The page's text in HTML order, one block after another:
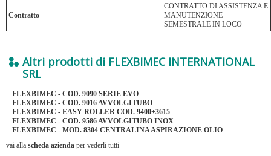
Contratto
CONTRATTO DI ASSISTENZA E
MANUTENZIONE
SEMESTRALE IN LOCO
Altri prodotti di FLEXBIMEC INTERNATIONAL
SRL
FLEXBIMEC - COD. 9090 SERIE EVO
FLEXBIMEC - COD. 9016 AVVOLGITUBO
FLEXBIMEC - EASY ROLLER COD. 9400+3615
FLEXBIMEC - COD. 9586 AVVOLGITUBO INOX
FLEXBIMEC - MOD. 8304 CENTRALINA ASPIRAZIONE OLIO
vai alla scheda azienda per vederli tutti